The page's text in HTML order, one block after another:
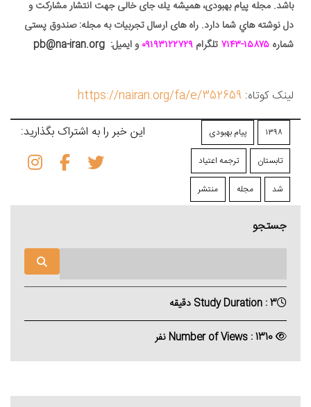
باشد. مجله پيام بهبودی، هميشه يك جای خالی جهت انتشار مشاركت و
دل نوشته هاي شما دارد. راه های ارسال تجربیات به مجله: صندوق پستی
شماره ۱۵۸۷۵-۷۱۴۳ تلگرام ۰۹۱۹۳۱۲۲۷۲۹ و ایمیل: pb@na-iran.org
لینک کوتاه: https://nairan.org/fa/e/352659
۱۳۹۸ پیام بهبودی
تابستان ترجمه اعتیاد
شد مجله منتشر
این خبر را به اشتراک بگذارید:
جستجو
Study Duration : 3 دقیقه